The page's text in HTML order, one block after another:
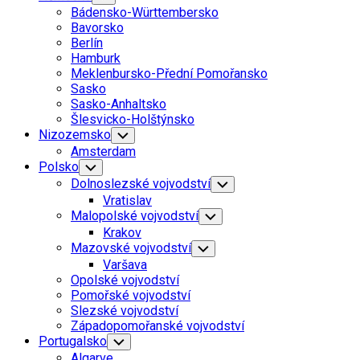
Page
Parent
Child
Menu
Bádensko-Württembersko
Bavorsko
Berlín
Hamburk
Meklenbursko-Přední Pomořansko
Sasko
Current
Page:
Sasko-Anhaltsko
Šlesvicko-Holštýnsko
Nizozemsko Toggle
Child
Menu
Amsterdam
Polsko Toggle
Child
Menu
Dolnoslezské vojvodství Toggle
Child
Menu
Vratislav
Malopolské vojvodství Toggle
Child
Menu
Krakov
Mazovské vojvodství Toggle
Child
Varšava
Opolské vojvodství
Pomořské vojvodství
Slezské vojvodství
Západopomořanské vojvodství
Portugalsko Toggle
Child